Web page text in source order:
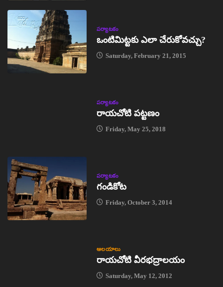
పర్యాటకం
ఒంటిమిట్టకు ఎలా చేరుకోవచ్చు?
Saturday, February 21, 2015
పర్యాటకం
రాయచోటి పట్టణం
Friday, May 25, 2018
పర్యాటకం
గండికోట
Friday, October 3, 2014
ఆలయాలు
రాయచోటి వీరభద్రాలయం
Saturday, May 12, 2012